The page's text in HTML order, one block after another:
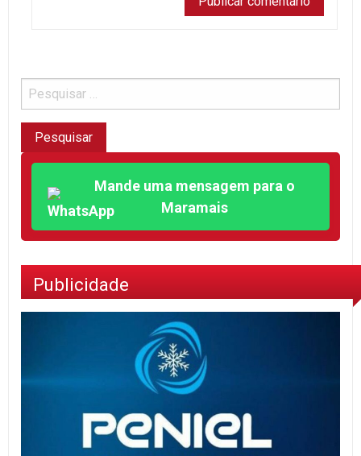
Mande uma mensagem para o
Maramais
Publicidade